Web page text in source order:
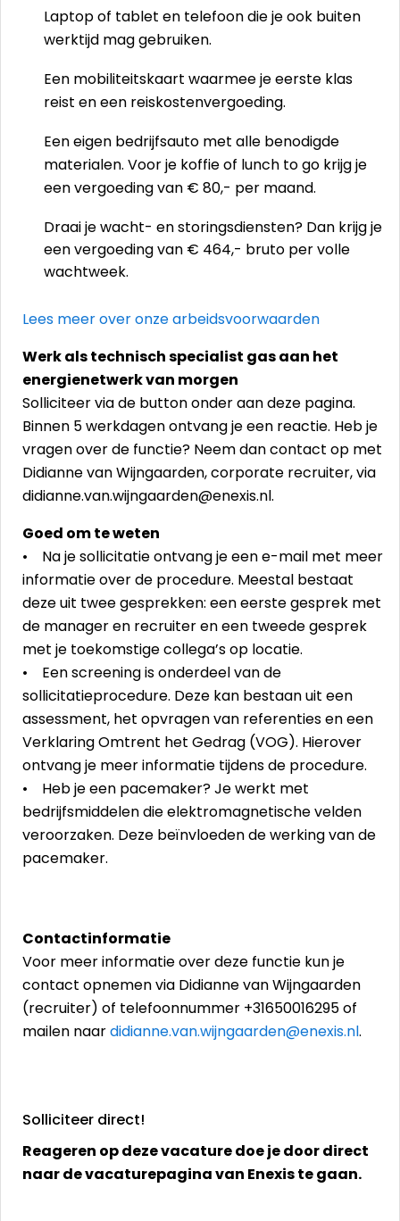
Laptop of tablet en telefoon die je ook buiten
werktijd mag gebruiken.
Een mobiliteitskaart waarmee je eerste klas
reist en een reiskostenvergoeding.
Een eigen bedrijfsauto met alle benodigde
materialen. Voor je koffie of lunch to go krijg je
een vergoeding van € 80,- per maand.
Draai je wacht- en storingsdiensten? Dan krijg je
een vergoeding van € 464,- bruto per volle
wachtweek.
Lees meer over onze arbeidsvoorwaarden
Werk als technisch specialist gas aan het
energienetwerk van morgen
Solliciteer via de button onder aan deze pagina.
Binnen 5 werkdagen ontvang je een reactie. Heb je
vragen over de functie? Neem dan contact op met
Didianne van Wijngaarden, corporate recruiter, via
didianne.van.wijngaarden@enexis.nl.
Goed om te weten
• Na je sollicitatie ontvang je een e-mail met meer
informatie over de procedure. Meestal bestaat
deze uit twee gesprekken: een eerste gesprek met
de manager en recruiter en een tweede gesprek
met je toekomstige collega’s op locatie.
• Een screening is onderdeel van de
sollicitatieprocedure. Deze kan bestaan uit een
assessment, het opvragen van referenties en een
Verklaring Omtrent het Gedrag (VOG). Hierover
ontvang je meer informatie tijdens de procedure.
• Heb je een pacemaker? Je werkt met
bedrijfsmiddelen die elektromagnetische velden
veroorzaken. Deze beïnvloeden de werking van de
pacemaker.
Contactinformatie
Voor meer informatie over deze functie kun je
contact opnemen via Didianne van Wijngaarden
(recruiter) of telefoonnummer +31650016295 of
mailen naardidianne.van.wijngaarden@enexis.nl.
Solliciteer direct!
Reageren op deze vacature doe je door direct
naar de vacaturepagina van Enexis te gaan.